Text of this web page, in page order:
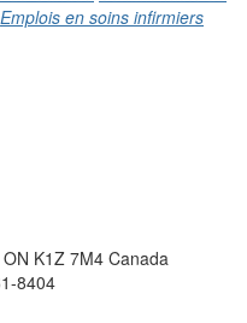
Emplois en soins infirmiers
K1Z 7M4 Canada
8404